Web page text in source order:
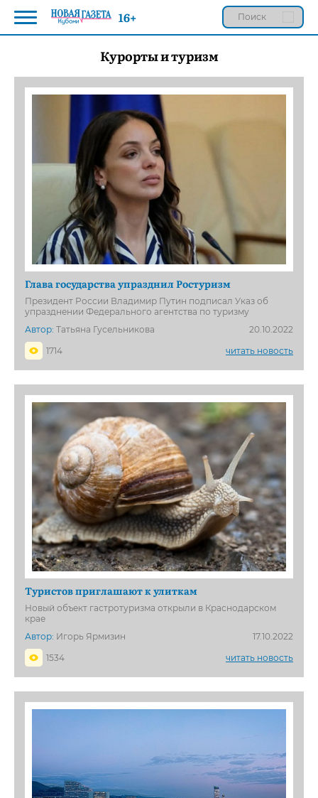
Курорты и туризм
Глава государства упразднил Ростуризм
Президент России Владимир Путин подписал Указ об
упразднении Федерального агентства по туризму
Автор: Татьяна Гусельникова
20.10.2022
1714
читать новость
Туристов приглашают к улиткам
Новый объект гастротуризма открыли в Краснодарском
крае
Автор: Игорь Ярмизин
17.10.2022
1534
читать новость
16+